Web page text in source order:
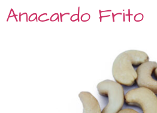
Anacardo Frito